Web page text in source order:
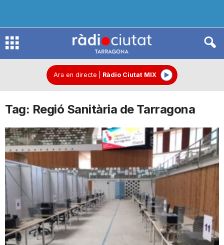
R
d
i
o
C
i
Ara en directe Ràdio Ciutat MIX
Tag: Regió Sanitària de Tarragona